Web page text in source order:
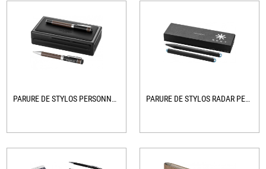
PARURE DE STYLOS PERSONNALISÉE POUR... PARURE DE STYLOS RADAR PERSONNALISÉE